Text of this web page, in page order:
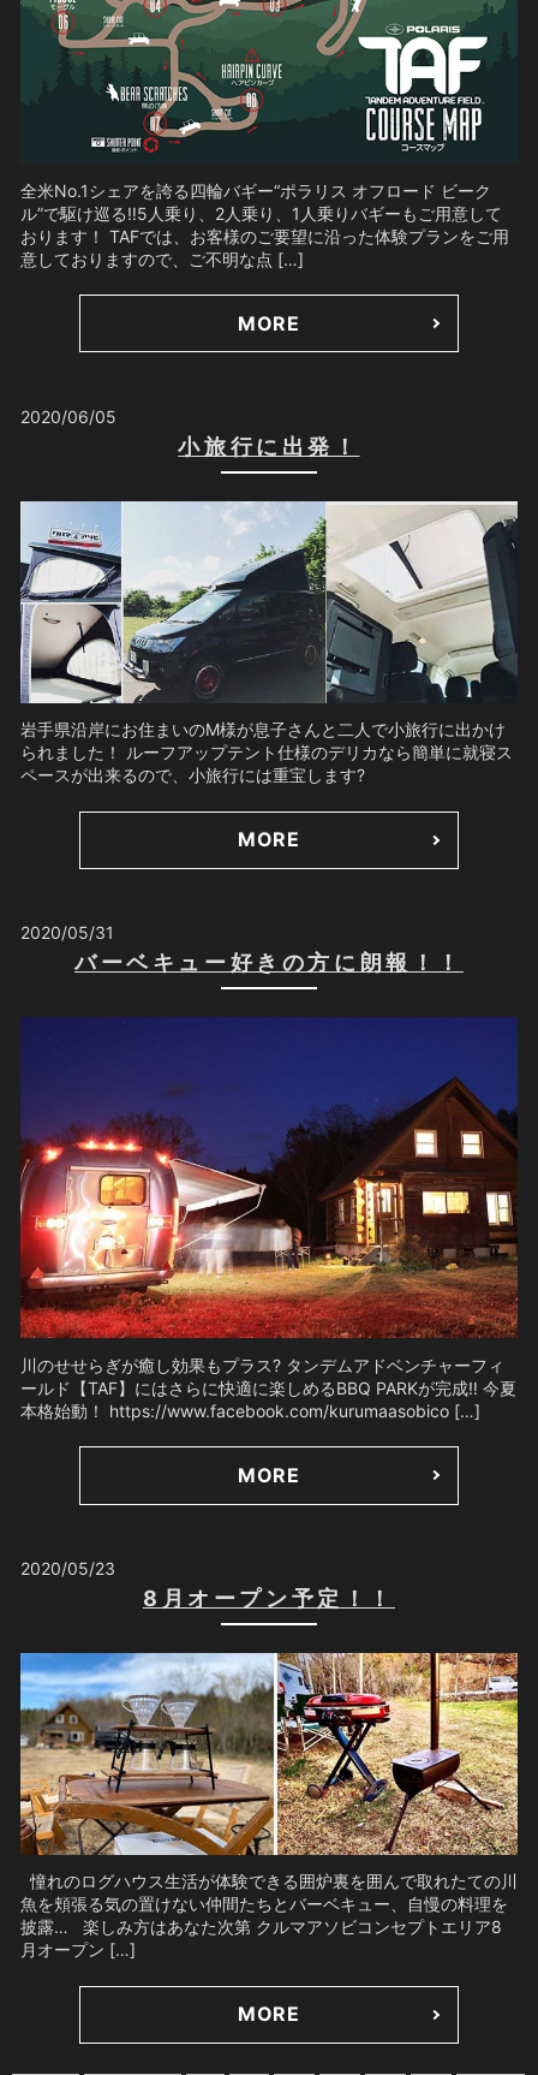
全米No.1シェアを誇る四輪バギー“ポラリス オフロード ビーク
ル”で駆け巡る‼️5人乗り、2人乗り、1人乗りバギーもご用意して
おります！ TAFでは、お客様のご要望に沿った体験プランをご用
意しておりますので、ご不明な点 […]
MORE
2020/06/05
小旅行に出発！
岩手県沿岸にお住まいのM様が息子さんと二人で小旅行に出かけ
られました！ ルーフアップテント仕様のデリカなら簡単に就寝ス
ペースが出来るので、小旅行には重宝します?
MORE
2020/05/31
バーベキュー好きの方に朗報！！
川のせせらぎが癒し効果もプラス? タンデムアドベンチャーフィ
ールド【TAF】にはさらに快適に楽しめるBBQ PARKが完成‼️ 今夏
本格始動！ https://www.facebook.com/kurumaasobico […]
MORE
2020/05/23
8月オープン予定！！
憧れのログハウス生活が体験できる囲炉裏を囲んで取れたての川
魚を頬張る気の置けない仲間たちとバーベキュー、自慢の料理を
披露… 楽しみ方はあなた次第 クルマアソビコンセプトエリア8
月オープン […]
MORE